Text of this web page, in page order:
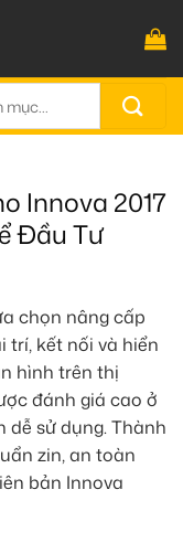
Innova 2017
Đầu Tư
chọn nâng cấp
trí, kết nối và hiển
hình trên thị
đánh giá cao ở
dễ sử dụng. Thành
zin, an toàn
bản Innova